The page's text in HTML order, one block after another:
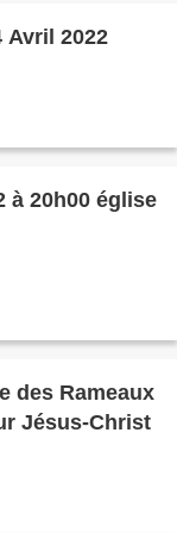
Avril 2022
à 20h00 église
des Rameaux
Jésus-Christ